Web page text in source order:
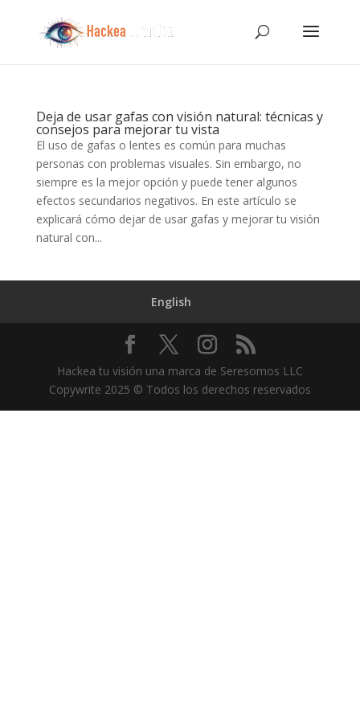
Deja de usar gafas con visión natural: técnicas y
consejos para mejorar tu vista
El uso de gafas o lentes es común para muchas
personas con problemas visuales. Sin embargo, no
siempre es la mejor opción y puede tener algunos
efectos secundarios negativos. En este artículo se
explicará cómo dejar de usar gafas y mejorar tu visión
natural con...
English
Hackea tu visión una marca de Seresomos LLC
Copywrite 2025 © Todos los derechos reservados